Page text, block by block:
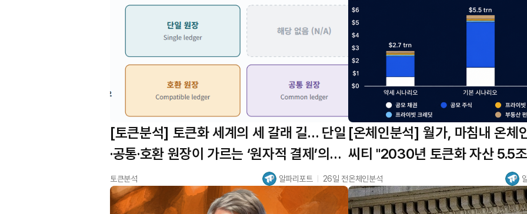
[토큰분석] 토큰화 세계의 세 갈래 길… 단일
·공통·호환 원장이 가르는 ‘원자적 결제’의
운명
토큰분석 알파리포트 26일 전
[온체인분석] 월가, 마침내 온체
씨티 "2030년 토큰화 자산 5.5
온체인분석